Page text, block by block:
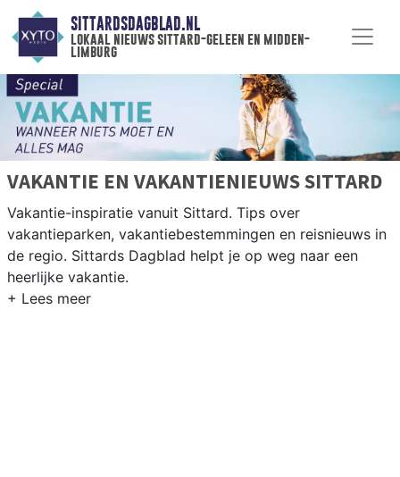
SITTARDSDAGBLAD.NL
lokaal nieuws sittard-geleen en midden-
limburg
VAKANTIE EN VAKANTIENIEUWS SITTARD
Vakantie-inspiratie vanuit Sittard. Tips over
vakantieparken, vakantiebestemmingen en reisnieuws in
de regio. Sittards Dagblad helpt je op weg naar een
heerlijke vakantie.